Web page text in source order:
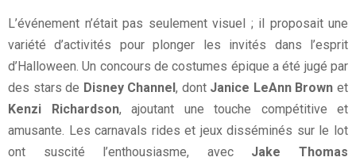
L’événement n’était pas seulement visuel ; il proposait une
variété d’activités pour plonger les invités dans l’esprit
d’Halloween. Un concours de costumes épique a été jugé par
des stars de Disney Channel, dont Janice LeAnn Brown et
Kenzi Richardson, ajoutant une touche compétitive et
amusante. Les carnavals rides et jeux disséminés sur le lot
ont suscité l’enthousiasme, avec Jake Thomas